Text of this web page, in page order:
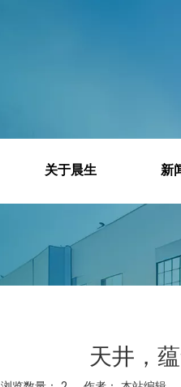
关于晨生 新
当前所在位置: 生
天井，